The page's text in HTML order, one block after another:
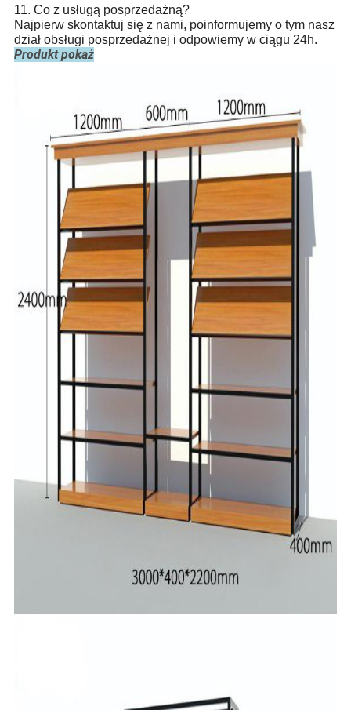
11. Co z usługą posprzedażną?
Najpierw skontaktuj się z nami, poinformujemy o tym nasz
dział obsługi posprzedażnej i odpowiemy w ciągu 24h.
Produkt pokaż